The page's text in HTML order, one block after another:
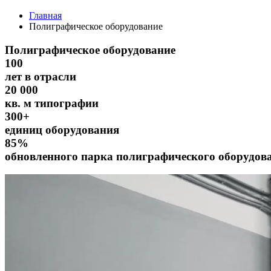
Главная
Полиграфическое оборудование
Полиграфическое оборудование
100
лет в отрасли
20 000
кв. м типографии
300+
единиц оборудования
85%
обновленного парка полиграфического